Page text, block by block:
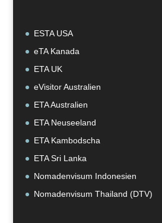
ESTA USA
eTA Kanada
ETA UK
eVisitor Australien
ETA Australien
ETA Neuseeland
ETA Kambodscha
ETA Sri Lanka
Nomadenvisum Indonesien
Nomadenvisum Thailand (DTV)